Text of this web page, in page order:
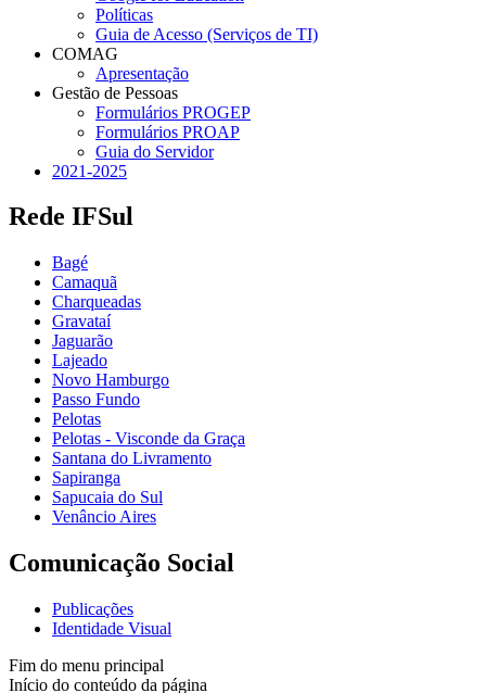
Políticas
Guia de Acesso (Serviços de TI)
COMAG
Apresentação
Gestão de Pessoas
Formulários PROGEP
Formulários PROAP
Guia do Servidor
2021-2025
Rede IFSul
Bagé
Camaquã
Charqueadas
Gravataí
Jaguarão
Lajeado
Novo Hamburgo
Passo Fundo
Pelotas
Pelotas - Visconde da Graça
Santana do Livramento
Sapiranga
Sapucaia do Sul
Venâncio Aires
Comunicação Social
Publicações
Identidade Visual
Fim do menu principal
Início do conteúdo da página